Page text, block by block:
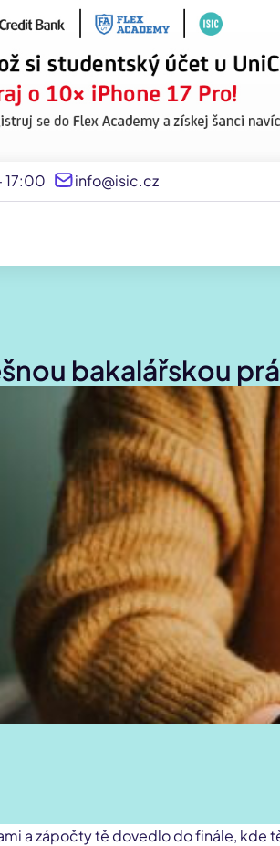
17:00 info@isic.cz
bakalářskou
a zápočty tě dovedlo do finále,